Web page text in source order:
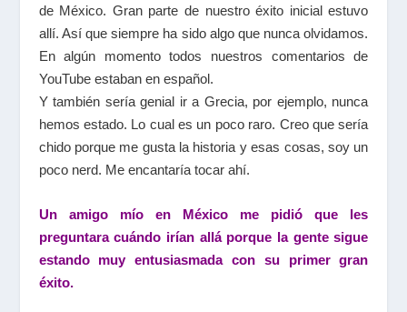
de México. Gran parte de nuestro éxito inicial estuvo
allí. Así que siempre ha sido algo que nunca olvidamos.
En algún momento todos nuestros comentarios de
YouTube estaban en español.
Y también sería genial ir a Grecia, por ejemplo, nunca
hemos estado. Lo cual es un poco raro. Creo que sería
chido porque me gusta la historia y esas cosas, soy un
poco nerd. Me encantaría tocar ahí.
Un amigo mío en México me pidió que les
preguntara cuándo irían allá porque la gente sigue
estando muy entusiasmada con su primer gran
éxito.